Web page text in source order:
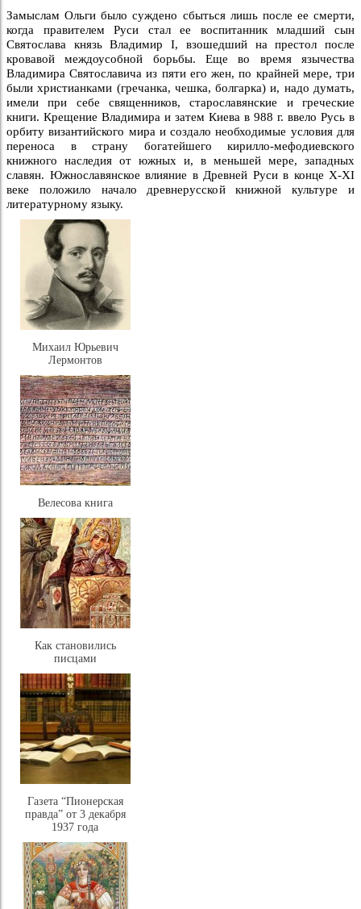
Замыслам Ольги было суждено сбыться лишь после ее смерти,
когда правителем Руси стал ее воспитанник младший сын
Святослава князь Владимир I, взошедший на престол после
кровавой междоусобной борьбы. Еще во время язычества
Владимира Святославича из пяти его жен, по крайней мере, три
были христианками (гречанка, чешка, болгарка) и, надо думать,
имели при себе священников, старославянские и греческие
книги. Крещение Владимира и затем Киева в 988 г. ввело Русь в
орбиту византийского мира и создало необходимые условия для
переноса в страну богатейшего кирилло-мефодиевского
книжного наследия от южных и, в меньшей мере, западных
славян. Южнославянское влияние в Древней Руси в конце X-XI
веке положило начало древнерусской книжной культуре и
литературному языку.
Михаил Юрьевич
Лермонтов
Велесова книга
Как становились
писцами
Газета “Пионерская
правда” от 3 декабря
1937 года